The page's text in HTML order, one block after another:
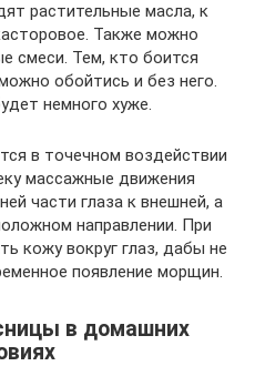
растительные масла, к
Также можно
смеси. Тем, кто боится
обойтись и без него.
немного хуже.
в точечном воздействии
массажные движения
части глаза к внешней, а
направлении. При
кожу вокруг глаз, дабы не
появление морщин.
в домашних